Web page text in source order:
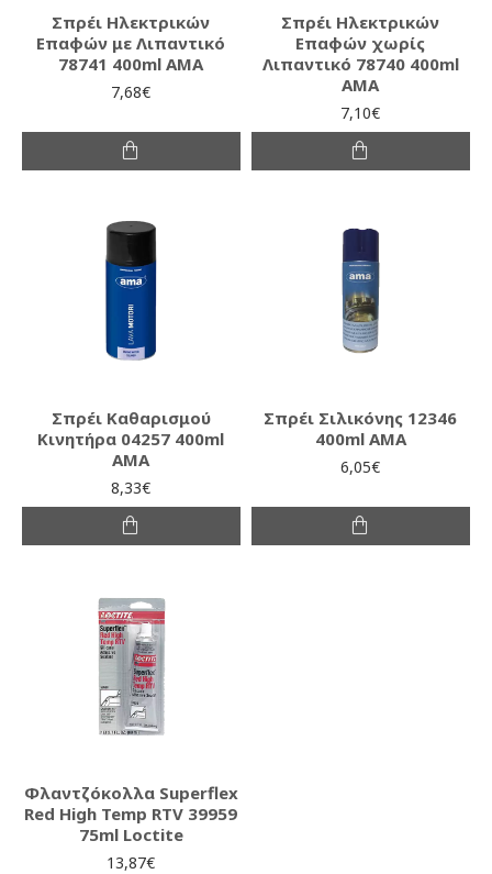
Σπρέι Ηλεκτρικών
Επαφών με Λιπαντικό
78741 400ml AMA
7,68€
Σπρέι Ηλεκτρικών
Επαφών χωρίς
Λιπαντικό 78740 400ml
AMA
7,10€
Σπρέι Καθαρισμού
Κινητήρα 04257 400ml
AMA
8,33€
Σπρέι Σιλικόνης 12346
400ml AMA
6,05€
Φλαντζόκολλα Superflex
Red High Temp RTV 39959
75ml Loctite
13,87€